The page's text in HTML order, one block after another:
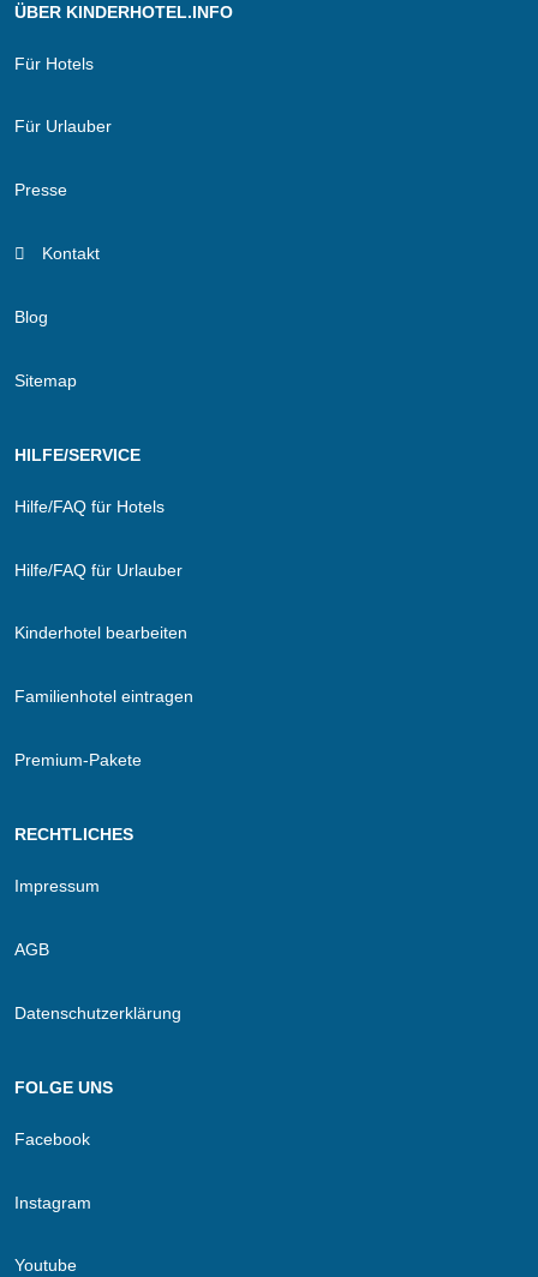
ÜBER KINDERHOTEL.INFO
Für Hotels
Für Urlauber
Presse
Kontakt
Blog
Sitemap
HILFE/SERVICE
Hilfe/FAQ für Hotels
Hilfe/FAQ für Urlauber
Kinderhotel bearbeiten
Familienhotel eintragen
Premium-Pakete
RECHTLICHES
Impressum
AGB
Datenschutzerklärung
FOLGE UNS
Facebook
Instagram
Youtube